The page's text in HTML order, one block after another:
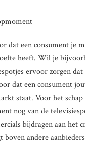
dat een consument je
heeft. Wil je
ervoor zorgen dat
dat een consument
staat. Voor het
nog van de
bijdragen aan het
andere